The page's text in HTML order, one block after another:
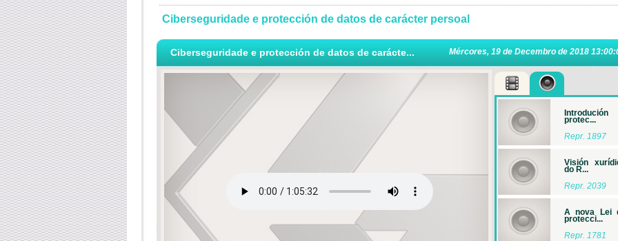
Ciberseguridade e protección de datos de carácter persoal
Ciberseguridade e protección de datos de carácte... Mércores, 19 de Decembro de 2018
protec...
Repr. 1897
Visión
do R...
Repr. 2039
A nova Lei
protecci...
Repr. 1781